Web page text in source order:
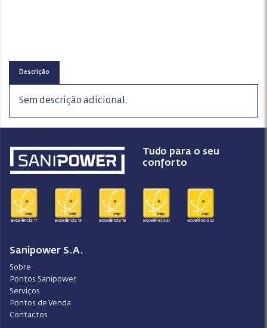
Descrição
Sem descrição adicional.
Tudo para o seu
conforto
Sanipower S.A.
Sobre
Pontos Sanipower
Serviços
Pontos de Venda
Contactos